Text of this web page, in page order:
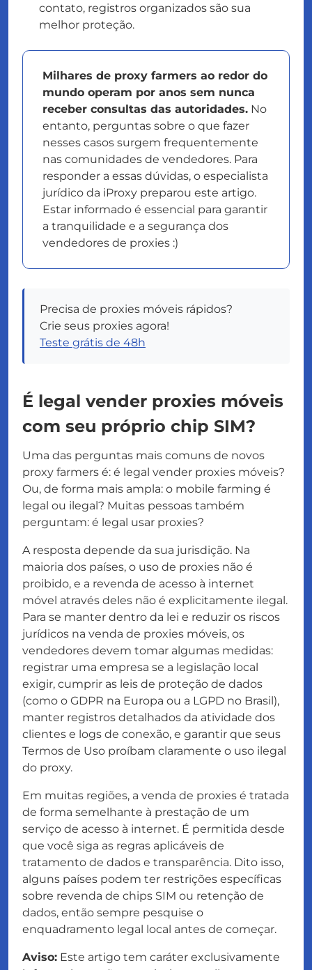
contato, registros organizados são sua
melhor proteção.
Milhares de proxy farmers ao redor do
mundo operam por anos sem nunca
receber consultas das autoridades. No
entanto, perguntas sobre o que fazer
nesses casos surgem frequentemente
nas comunidades de vendedores. Para
responder a essas dúvidas, o especialista
jurídico da iProxy preparou este artigo.
Estar informado é essencial para garantir
a tranquilidade e a segurança dos
vendedores de proxies :)
Precisa de proxies móveis rápidos?
Crie seus proxies agora!
Teste grátis de 48h
É legal vender proxies móveis
com seu próprio chip SIM?
Uma das perguntas mais comuns de novos
proxy farmers é: é legal vender proxies móveis?
Ou, de forma mais ampla: o mobile farming é
legal ou ilegal? Muitas pessoas também
perguntam: é legal usar proxies?
A resposta depende da sua jurisdição. Na
maioria dos países, o uso de proxies não é
proibido, e a revenda de acesso à internet
móvel através deles não é explicitamente ilegal.
Para se manter dentro da lei e reduzir os riscos
jurídicos na venda de proxies móveis, os
vendedores devem tomar algumas medidas:
registrar uma empresa se a legislação local
exigir, cumprir as leis de proteção de dados
(como o GDPR na Europa ou a LGPD no Brasil),
manter registros detalhados da atividade dos
clientes e logs de conexão, e garantir que seus
Termos de Uso proíbam claramente o uso ilegal
do proxy.
Em muitas regiões, a venda de proxies é tratada
de forma semelhante à prestação de um
serviço de acesso à internet. É permitida desde
que você siga as regras aplicáveis de
tratamento de dados e transparência. Dito isso,
alguns países podem ter restrições específicas
sobre revenda de chips SIM ou retenção de
dados, então sempre pesquise o
enquadramento legal local antes de começar.
Aviso: Este artigo tem caráter exclusivamente